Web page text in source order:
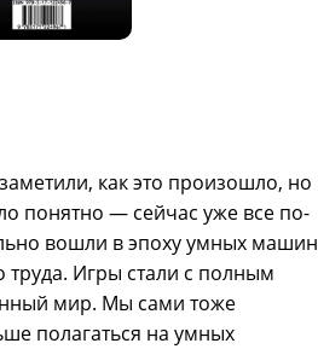
как это произошло, но
понятно — сейчас уже все по-
вошли в эпоху умных машин
труда. Игры стали с полным
мир. Мы сами тоже
полагаться на умных